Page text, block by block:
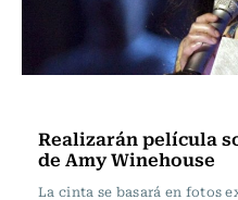
Realizarán película
de Amy Winehouse
La cinta se basará en fotos